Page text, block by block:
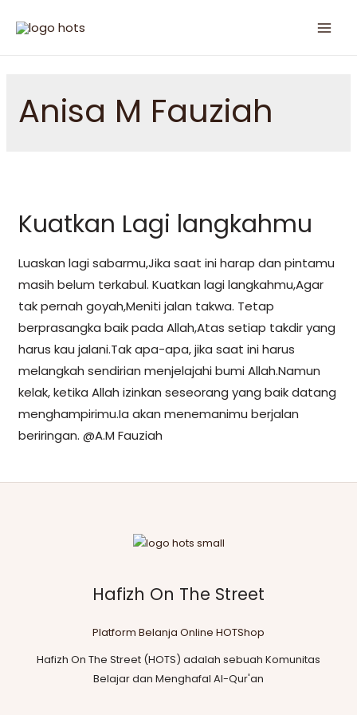
Anisa M Fauziah
Kuatkan Lagi langkahmu
Luaskan lagi sabarmu,Jika saat ini harap dan pintamu
masih belum terkabul. Kuatkan lagi langkahmu,Agar
tak pernah goyah,Meniti jalan takwa. Tetap
berprasangka baik pada Allah,Atas setiap takdir yang
harus kau jalani.Tak apa-apa, jika saat ini harus
melangkah sendirian menjelajahi bumi Allah.Namun
kelak, ketika Allah izinkan seseorang yang baik datang
menghampirimu.Ia akan menemanimu berjalan
beriringan. @A.M Fauziah
Hafizh On The Street
Platform Belanja Online HOTShop
Hafizh On The Street (HOTS) adalah sebuah Komunitas
Belajar dan Menghafal Al-Qur'an